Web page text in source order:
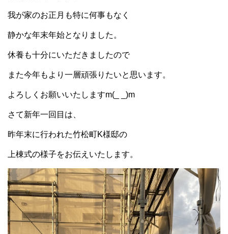
我が家のお正月も特に何事もなく
静かな年末年始となりました。
休養も十分にいただきましたので
また今年もより一層頑張りたいと思います。
よろしくお願いいたしますm(_ _)m
さて新年一回目は、
昨年末に行われた竹松町K様邸の
上棟式の様子をお伝えいたします。